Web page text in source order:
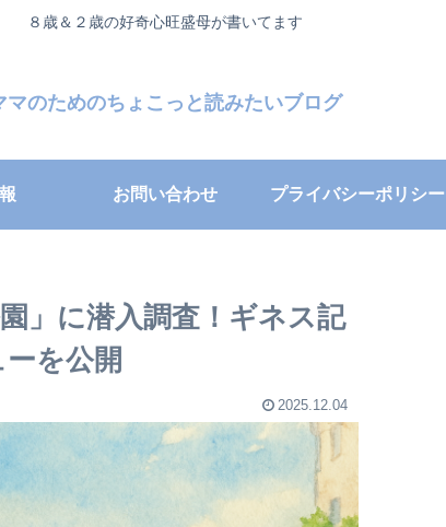
８歳＆２歳の好奇心旺盛母が書いてます
マのためのちょこっと読みたいブログ
お問い合わせ プライバシーポリシー
」に潜入調査！ギネス記
を公開
2025.12.04